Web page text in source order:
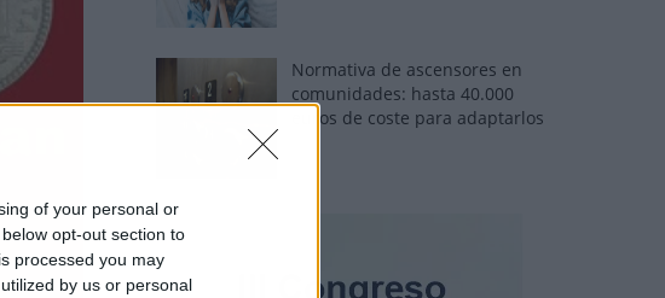
of your personal or
opt-out section to
processed you may
by us or personal
Normativa de ascensores en
comunidades: hasta 40.000
euros de coste para adaptarlos